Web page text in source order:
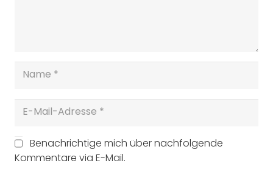
Benachrichtige mich über nachfolgende
Kommentare via E-Mail.